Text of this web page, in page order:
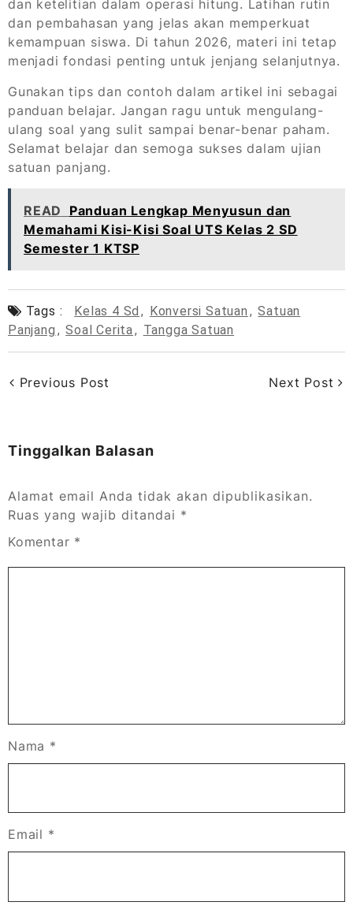
dan ketelitian dalam operasi hitung. Latihan rutin
dan pembahasan yang jelas akan memperkuat
kemampuan siswa. Di tahun 2026, materi ini tetap
menjadi fondasi penting untuk jenjang selanjutnya.
Gunakan tips dan contoh dalam artikel ini sebagai
panduan belajar. Jangan ragu untuk mengulang-
ulang soal yang sulit sampai benar-benar paham.
Selamat belajar dan semoga sukses dalam ujian
satuan panjang.
READ
Panduan Lengkap Menyusun dan
Memahami Kisi-Kisi Soal UTS Kelas 2 SD
Semester 1 KTSP
Tags : Kelas 4 Sd , Konversi Satuan , Satuan
Panjang , Soal Cerita, Tangga Satuan
Previous Post Next Post
Tinggalkan Balasan
Alamat email Anda tidak akan dipublikasikan.
Ruas yang wajib ditandai *
Komentar *
Nama *
Email *